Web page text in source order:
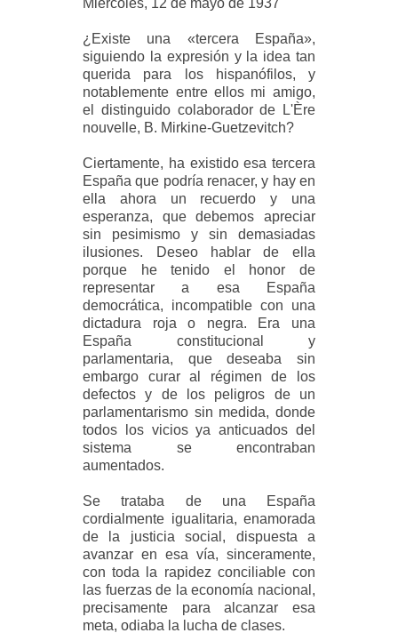
¿Existe una «tercera España»,
siguiendo la expresión y la idea tan
querida para los hispanófilos, y
notablemente entre ellos mi amigo,
el distinguido colaborador de L'Ère
nouvelle, B. Mirkine-Guetzevitch?
Ciertamente, ha existido esa tercera
España que podría renacer, y hay en
ella ahora un recuerdo y una
esperanza, que debemos apreciar
sin pesimismo y sin demasiadas
ilusiones. Deseo hablar de ella
porque he tenido el honor de
representar a esa España
democrática, incompatible con una
dictadura roja o negra. Era una
España constitucional y
parlamentaria, que deseaba sin
embargo curar al régimen de los
defectos y de los peligros de un
parlamentarismo sin medida, donde
todos los vicios ya anticuados del
sistema se encontraban
aumentados.
Se trataba de una España
cordialmente igualitaria, enamorada
de la justicia social, dispuesta a
avanzar en esa vía, sinceramente,
con toda la rapidez conciliable con
las fuerzas de la economía nacional,
precisamente para alcanzar esa
meta, odiaba la lucha de clases.